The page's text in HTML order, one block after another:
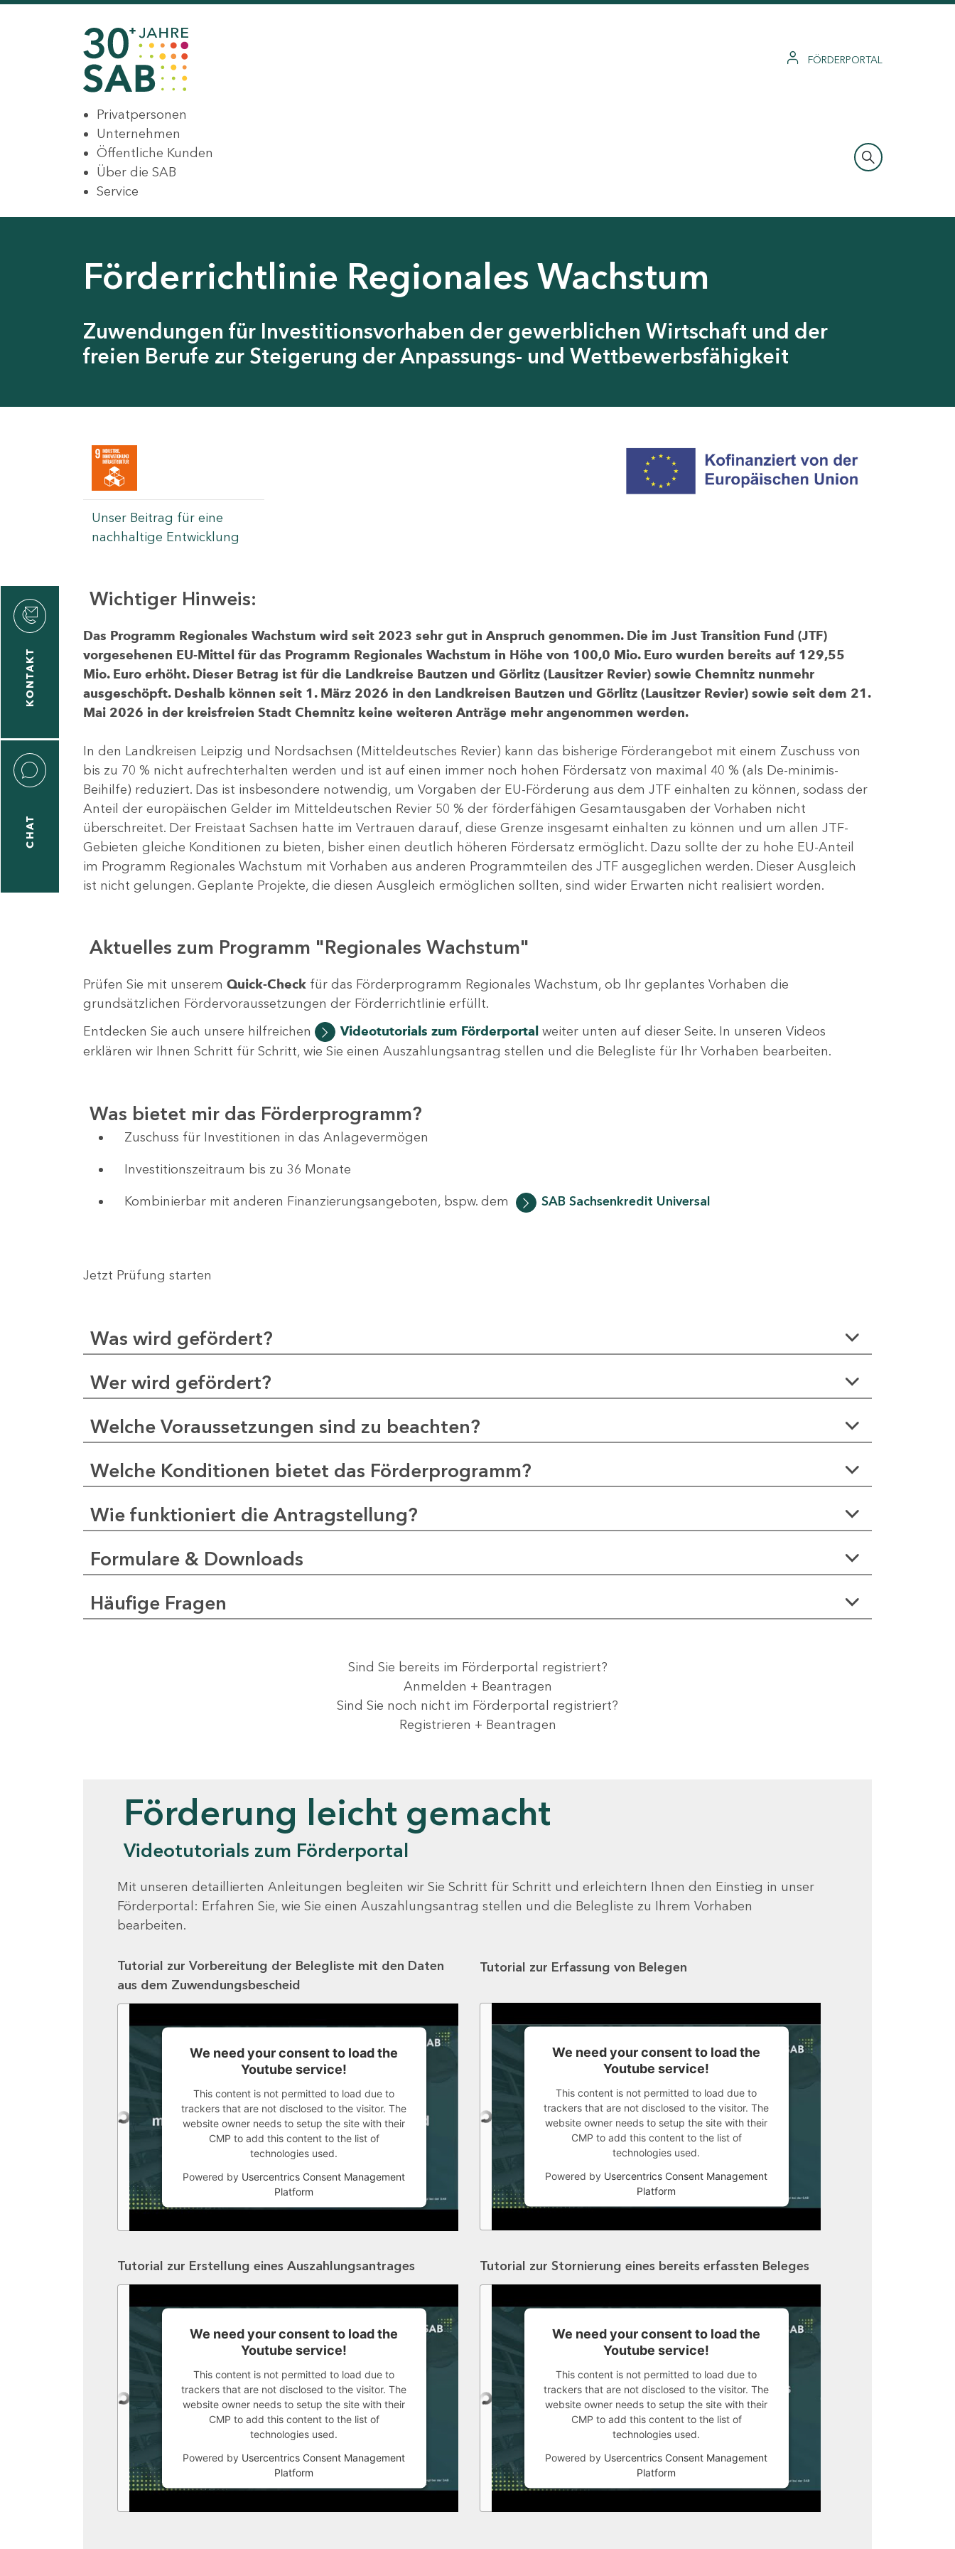
FÖRDERPORTAL
Privatpersonen
Unternehmen
Öffentliche Kunden
Über die SAB
Service
Förderrichtlinie Regionales Wachstum
Zuwendungen für Investitionsvorhaben der gewerblichen Wirtschaft und der
freien Berufe zur Steigerung der Anpassungs- und Wettbewerbsfähigkeit
Unser Beitrag für eine
nachhaltige Entwicklung
KONTAKT
CHAT
Wichtiger Hinweis:
Das Programm Regionales Wachstum wird seit 2023 sehr gut in Anspruch genommen. Die im Just Transition Fund (JTF)
vorgesehenen EU-Mittel für das Programm Regionales Wachstum in Höhe von 100,0 Mio. Euro wurden bereits auf 129,55
Mio. Euro erhöht. Dieser Betrag ist für die Landkreise Bautzen und Görlitz (Lausitzer Revier) sowie Chemnitz nunmehr
ausgeschöpft. Deshalb können seit 1. März 2026 in den Landkreisen Bautzen und Görlitz (Lausitzer Revier) sowie seit dem 21.
Mai 2026 in der kreisfreien Stadt Chemnitz keine weiteren Anträge mehr angenommen werden.
In den Landkreisen Leipzig und Nordsachsen (Mitteldeutsches Revier) kann das bisherige Förderangebot mit einem Zuschuss von
bis zu 70 % nicht aufrechterhalten werden und ist auf einen immer noch hohen Fördersatz von maximal 40 % (als De-minimis-
Beihilfe) reduziert. Das ist insbesondere notwendig, um Vorgaben der EU-Förderung aus dem JTF einhalten zu können, sodass der
Anteil der europäischen Gelder im Mitteldeutschen Revier 50 % der förderfähigen Gesamtausgaben der Vorhaben nicht
überschreitet. Der Freistaat Sachsen hatte im Vertrauen darauf, diese Grenze insgesamt einhalten zu können und um allen JTF-
Gebieten gleiche Konditionen zu bieten, bisher einen deutlich höheren Fördersatz ermöglicht. Dazu sollte der zu hohe EU-Anteil
im Programm Regionales Wachstum mit Vorhaben aus anderen Programmteilen des JTF ausgeglichen werden. Dieser Ausgleich
ist nicht gelungen. Geplante Projekte, die diesen Ausgleich ermöglichen sollten, sind wider Erwarten nicht realisiert worden.
Aktuelles zum Programm "Regionales Wachstum"
Prüfen Sie mit unserem Quick-Check für das Förderprogramm Regionales Wachstum, ob Ihr geplantes Vorhaben die
grundsätzlichen Fördervoraussetzungen der Förderrichtlinie erfüllt.
Entdecken Sie auch unsere hilfreichen
Videotutorials zum Förderportalweiter unten auf dieser Seite. In unseren Videos
erklären wir Ihnen Schritt für Schritt, wie Sie einen Auszahlungsantrag stellen und die Belegliste für Ihr Vorhaben bearbeiten.
Was bietet mir das Förderprogramm?
Zuschuss für Investitionen in das Anlagevermögen
Investitionszeitraum bis zu 36 Monate
Kombinierbar mit anderen Finanzierungsangeboten, bspw. dem SAB Sachsenkredit Universal
Jetzt Prüfung starten
Was wird gefördert?
Wer wird gefördert?
Welche Voraussetzungen sind zu beachten?
Welche Konditionen bietet das Förderprogramm?
Wie funktioniert die Antragstellung?
Formulare & Downloads
Häufige Fragen
Sind Sie bereits im Förderportal registriert?
Anmelden + Beantragen
Sind Sie noch nicht im Förderportal registriert?
Registrieren + Beantragen
Förderung leicht gemacht
Videotutorials zum Förderportal
Mit unseren detaillierten Anleitungen begleiten wir Sie Schritt für Schritt und erleichtern Ihnen den Einstieg in unser
Förderportal: Erfahren Sie, wie Sie einen Auszahlungsantrag stellen und die Belegliste zu Ihrem Vorhaben
bearbeiten.
Tutorial zur Vorbereitung der Belegliste mit den Daten
aus dem Zuwendungsbescheid
We need your consent to load the
Youtube service!
This content is not permitted to load due to
trackers that are not disclosed to the visitor. The
website owner needs to setup the site with their
CMP to add this content to the list of
technologies used.
Powered by Usercentrics Consent Management
Platform
Tutorial zur Erfassung von Belegen
We need your consent to load the
Youtube service!
This content is not permitted to load due to
trackers that are not disclosed to the visitor. The
website owner needs to setup the site with their
CMP to add this content to the list of
technologies used.
Powered by Usercentrics Consent Management
Platform
Tutorial zur Erstellung eines Auszahlungsantrages
We need your consent to load the
Youtube service!
This content is not permitted to load due to
trackers that are not disclosed to the visitor. The
website owner needs to setup the site with their
CMP to add this content to the list of
technologies used.
Powered by Usercentrics Consent Management
Platform
Tutorial zur Stornierung eines bereits erfassten Beleges
We need your consent to load the
Youtube service!
This content is not permitted to load due to
trackers that are not disclosed to the visitor. The
website owner needs to setup the site with their
CMP to add this content to the list of
technologies used.
Powered by Usercentrics Consent Management
Platform